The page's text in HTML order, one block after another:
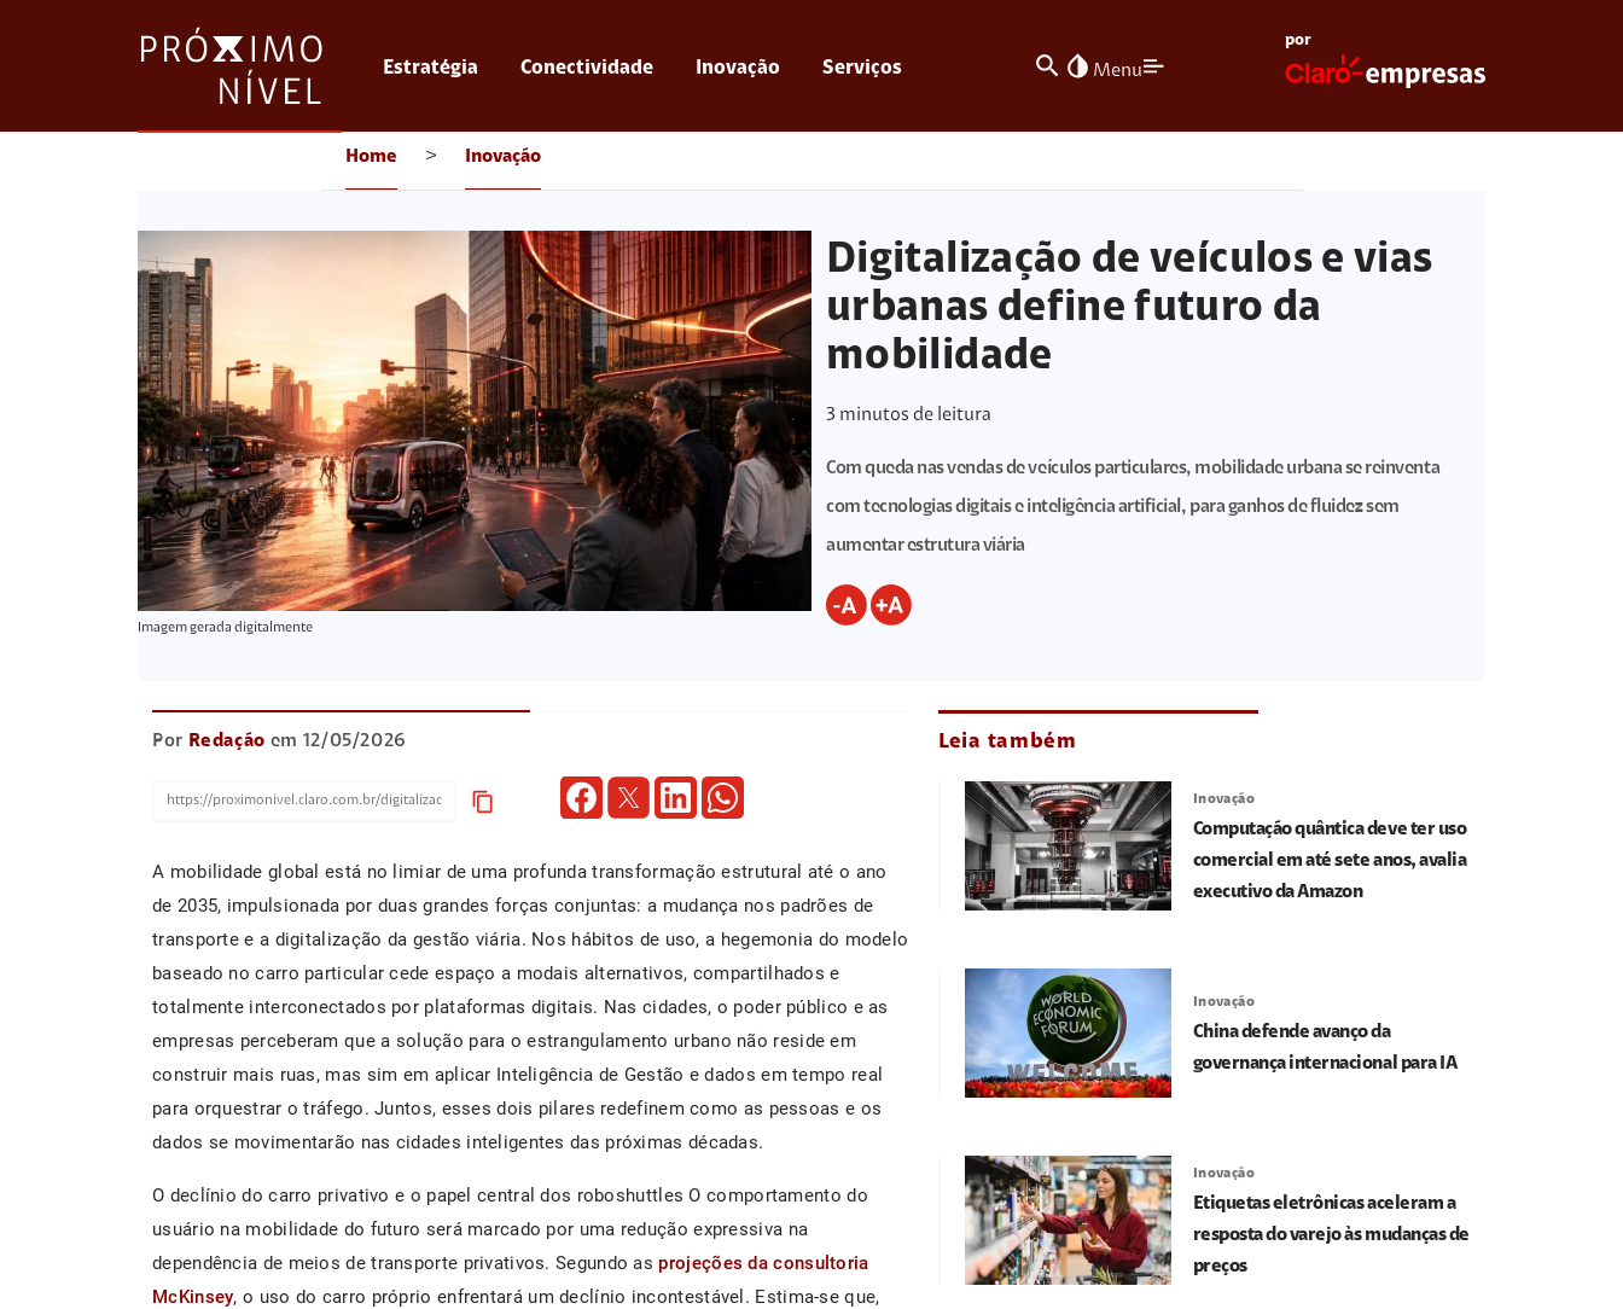
Estratégia Conectividade Inovação Serviços search invert_colors Menu
por
Home > Inovação
Imagem gerada digitalmente
Digitalização de veículos e vias
urbanas define futuro da
mobilidade
3 minutos de leitura
Com queda nas vendas de veículos particulares, mobilidade urbana se reinventa
com tecnologias digitais e inteligência artificial, para ganhos de fluidez sem
aumentar estrutura viária
Por Redação em 12/05/2026
content_copy
A mobilidade global está no limiar de uma profunda transformação estrutural até o ano
de 2035, impulsionada por duas grandes forças conjuntas: a mudança nos padrões de
transporte e a digitalização da gestão viária. Nos hábitos de uso, a hegemonia do modelo
baseado no carro particular cede espaço a modais alternativos, compartilhados e
totalmente interconectados por plataformas digitais. Nas cidades, o poder público e as
empresas perceberam que a solução para o estrangulamento urbano não reside em
construir mais ruas, mas sim em aplicar Inteligência de Gestão e dados em tempo real
para orquestrar o tráfego. Juntos, esses dois pilares redefinem como as pessoas e os
dados se movimentarão nas cidades inteligentes das próximas décadas.
O declínio do carro privativo e o papel central dos roboshuttles O comportamento do
usuário na mobilidade do futuro será marcado por uma redução expressiva na
dependência de meios de transporte privativos. Segundo asprojeções da consultoria
McKinsey, o uso do carro próprio enfrentará um declínio incontestável. Estima-se que,
Leia também
Inovação
Computação quântica deve ter uso
comercial em até sete anos, avalia
executivo da Amazon
Inovação
China defende avanço da
governança internacional para IA
Inovação
Etiquetas eletrônicas aceleram a
resposta do varejo às mudanças de
preços